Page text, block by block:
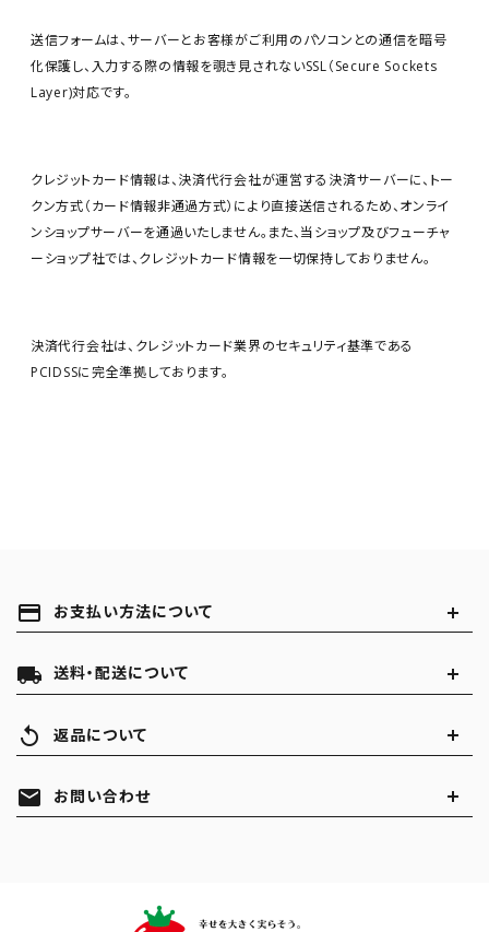
送信フォームは、サーバーとお客様がご利用のパソコンとの通信を暗号
化保護し、入力する際の情報を覗き見されないSSL（Secure Sockets
Layer)対応です。
クレジットカード情報は、決済代行会社が運営する決済サーバーに、トー
クン方式（カード情報非通過方式）により直接送信されるため、オンライ
ンショップサーバーを通過いたしません。また、当ショップ及びフューチャ
ーショップ社では、クレジットカード情報を一切保持しておりません。
決済代行会社は、クレジットカード業界のセキュリティ基準である
PCIDSSに完全準拠しております。
payment お支払い方法について
local_shipping 送料・配送について
replay 返品について
mail お問い合わせ